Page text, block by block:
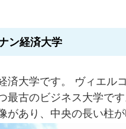
ン経済大学
済大学です。 ヴィエル
最古のビジネス大学です
があり、中央の長い柱が